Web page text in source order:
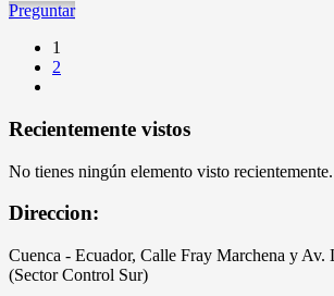
Preguntar
1
2
Recientemente vistos
No tienes ningún elemento visto recientemente.
Direccion:
Cuenca - Ecuador, Calle Fray Marchena y Av.
(Sector Control Sur)